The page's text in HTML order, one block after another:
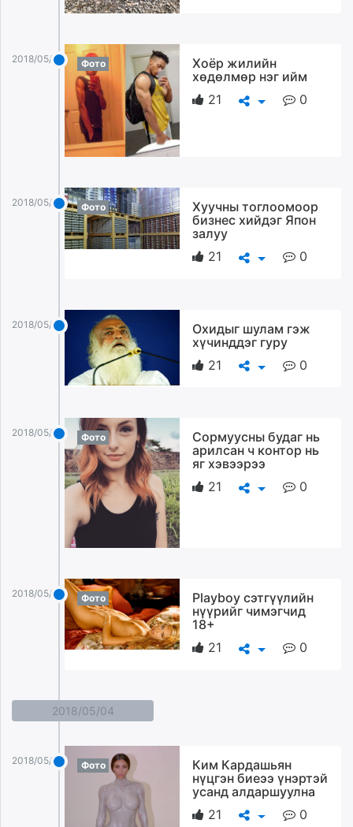
2018/05/06 Фото
Хоёр жилийн
хөдөлмөр нэг ийм
21
0
2018/05/06 Фото
Хуучны тоглоомоор
бизнес хийдэг Япон
залуу
21
0
2018/05/06
Охидыг шулам гэж
хүчинддэг гуру
21
0
2018/05/06 Фото
Сормуусны будаг нь
арилсан ч контор нь
яг хэвээрээ
21
0
2018/05/06 Фото
Playboy сэтгүүлийн
нүүрийг чимэгчид
18+
21
0
2018/05/04
2018/05/04 Фото
Ким Кардашьян
нүцгэн биеээ үнэртэй
усанд алдаршуулна
21
0